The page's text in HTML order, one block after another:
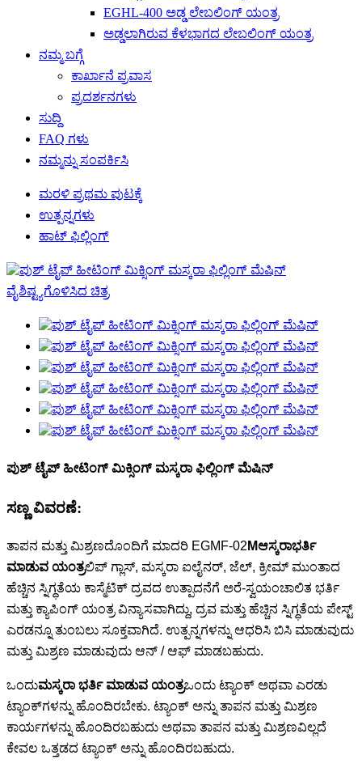
EGHL-400 ಅಡ್ಡ ಲೇಬಲಿಂಗ್ ಯಂತ್ರ
ಅಡ್ಡಲಾಗಿರುವ ಕೆಳಭಾಗದ ಲೇಬಲಿಂಗ್ ಯಂತ್ರ
ನಮ್ಮ ಬಗ್ಗೆ
ಕಾರ್ಖಾನೆ ಪ್ರವಾಸ
ಪ್ರದರ್ಶನಗಳು
ಸುದ್ದಿ
FAQ ಗಳು
ನಮ್ಮನ್ನು ಸಂಪರ್ಕಿಸಿ
ಮರಳಿ ಪ್ರಥಮ ಪುಟಕ್ಕೆ
ಉತ್ಪನ್ನಗಳು
ಹಾಟ್ ಫಿಲ್ಲಿಂಗ್
ಪುಶ್ ಟೈಪ್ ಹೀಟಿಂಗ್ ಮಿಕ್ಸಿಂಗ್ ಮಸ್ಕರಾ ಫಿಲ್ಲಿಂಗ್ ಮೆಷಿನ್
ಸಣ್ಣ ವಿವರಣೆ:
ತಾಪನ ಮತ್ತು ಮಿಶ್ರಣದೊಂದಿಗೆ ಮಾದರಿ EGMF-02 Mಆಸ್ಕರಾಭರ್ತಿ
ಮಾಡುವ ಯಂತ್ರಲಿಪ್ ಗ್ಲಾಸ್, ಮಸ್ಕರಾ ಐಲೈನರ್, ಜೆಲ್, ಕ್ರೀಮ್ ಮುಂತಾದ
ಹೆಚ್ಚಿನ ಸ್ನಿಗ್ಧತೆಯ ಕಾಸ್ಮೆಟಿಕ್ ದ್ರವದ ಉತ್ಪಾದನೆಗೆ ಅರೆ-ಸ್ವಯಂಚಾಲಿತ ಭರ್ತಿ
ಮತ್ತು ಕ್ಯಾಪಿಂಗ್ ಯಂತ್ರ ವಿನ್ಯಾಸವಾಗಿದ್ದು, ದ್ರವ ಮತ್ತು ಹೆಚ್ಚಿನ ಸ್ನಿಗ್ಧತೆಯ ಪೇಸ್ಟ್
ಎರಡನ್ನೂ ತುಂಬಲು ಸೂಕ್ತವಾಗಿದೆ. ಉತ್ಪನ್ನಗಳನ್ನು ಆಧರಿಸಿ ಬಿಸಿ ಮಾಡುವುದು
ಮತ್ತು ಮಿಶ್ರಣ ಮಾಡುವುದು ಆನ್ / ಆಫ್ ಮಾಡಬಹುದು.
ಒಂದುಮಸ್ಕರಾ ಭರ್ತಿ ಮಾಡುವ ಯಂತ್ರಒಂದು ಟ್ಯಾಂಕ್ ಅಥವಾ ಎರಡು
ಟ್ಯಾಂಕ್‌ಗಳನ್ನು ಹೊಂದಿರಬೇಕು. ಟ್ಯಾಂಕ್ ಅನ್ನು ತಾಪನ ಮತ್ತು ಮಿಶ್ರಣ
ಕಾರ್ಯಗಳನ್ನು ಹೊಂದಿರಬಹುದು ಅಥವಾ ತಾಪನ ಮತ್ತು ಮಿಶ್ರಣವಿಲ್ಲದೆ
ಕೇವಲ ಒತ್ತಡದ ಟ್ಯಾಂಕ್ ಅನ್ನು ಹೊಂದಿರಬಹುದು.